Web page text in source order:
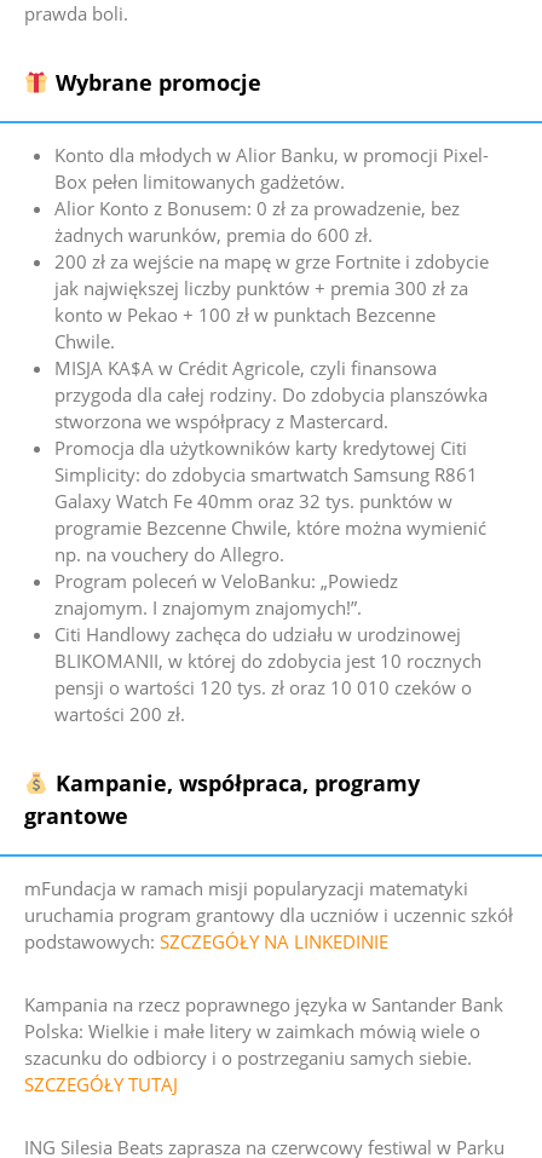
prawda boli.
Wybrane promocje
Konto dla młodych w Alior Banku, w promocji Pixel-
Box pełen limitowanych gadżetów.
Alior Konto z Bonusem: 0 zł za prowadzenie, bez
żadnych warunków, premia do 600 zł.
200 zł za wejście na mapę w grze Fortnite i zdobycie
jak największej liczby punktów + premia 300 zł za
konto w Pekao + 100 zł w punktach Bezcenne
Chwile.
MISJA KA$A w Crédit Agricole, czyli finansowa
przygoda dla całej rodziny. Do zdobycia planszówka
stworzona we współpracy z Mastercard.
Promocja dla użytkowników karty kredytowej Citi
Simplicity: do zdobycia smartwatch Samsung R861
Galaxy Watch Fe 40mm oraz 32 tys. punktów w
programie Bezcenne Chwile, które można wymienić
np. na vouchery do Allegro.
Program poleceń w VeloBanku: „Powiedz
znajomym. I znajomym znajomych!”.
Citi Handlowy zachęca do udziału w urodzinowej
BLIKOMANII, w której do zdobycia jest 10 rocznych
pensji o wartości 120 tys. zł oraz 10 010 czeków o
wartości 200 zł.
Kampanie, współpraca, programy
grantowe
mFundacja w ramach misji popularyzacji matematyki
uruchamia program grantowy dla uczniów i uczennic szkół
podstawowych: SZCZEGÓŁY NA LINKEDINIE
Kampania na rzecz poprawnego języka w Santander Bank
Polska: Wielkie i małe litery w zaimkach mówią wiele o
szacunku do odbiorcy i o postrzeganiu samych siebie.
SZCZEGÓŁY TUTAJ
ING Silesia Beats zaprasza na czerwcowy festiwal w Parku